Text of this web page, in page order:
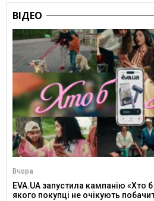
ВІДЕО
Вчора
EVA.UA запустила кампанію «Хто
якого покупці не очікують